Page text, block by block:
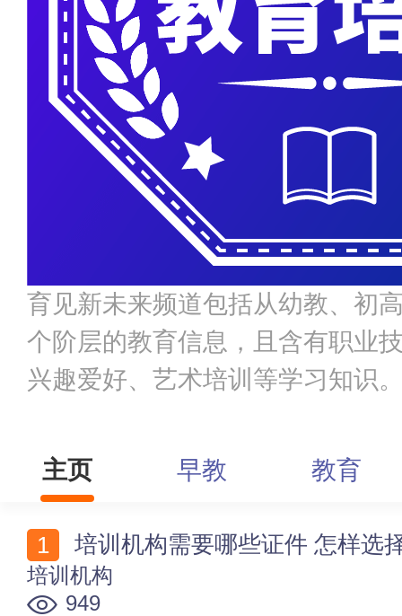
育见新未来频道包括从幼教、初
个阶层的教育信息，且含有职业
兴趣爱好、艺术培训等学习知识
主页 早教 教育
培训机构需要哪些证件 怎样选
培训机构
949